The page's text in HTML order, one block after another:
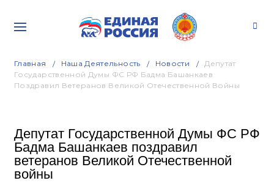
Главная Наша Деятельность Новости
Депутат
Государственной Думы ФС РФ Бадма Башанкаев
Поздравил Ветеранов Великой Отечественной Войны
Депутат Государственной Думы ФС РФ
Бадма Башанкаев поздравил
ветеранов Великой Отечественной
войны